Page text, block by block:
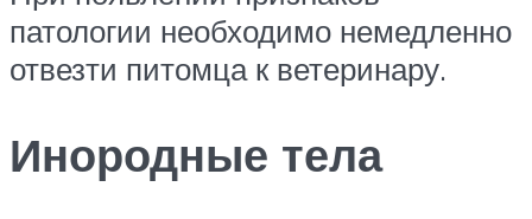
патологии необходимо немедленно
отвезти питомца к ветеринару.
Инородные тела